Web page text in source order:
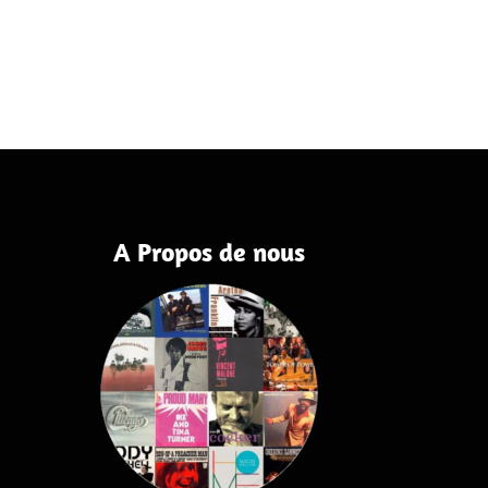
A Propos de nous